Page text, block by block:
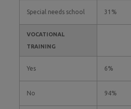
Special needs school 31%
VOCATIONAL
TRAINING
Yes 6%
No 94%